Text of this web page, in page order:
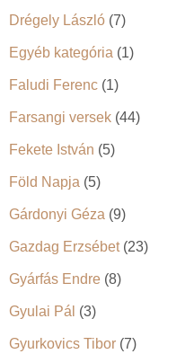
Drégely László (7)
Egyéb kategória (1)
Faludi Ferenc (1)
Farsangi versek (44)
Fekete István (5)
Föld Napja (5)
Gárdonyi Géza (9)
Gazdag Erzsébet(23)
Gyárfás Endre (8)
Gyulai Pál (3)
Gyurkovics Tibor (7)